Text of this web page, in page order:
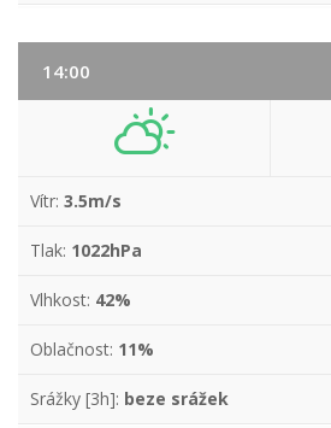
14:00
Vítr: 3.5m/s
Tlak: 1022hPa
Vlhkost: 42%
Oblačnost: 11%
Srážky [3h]: beze srážek